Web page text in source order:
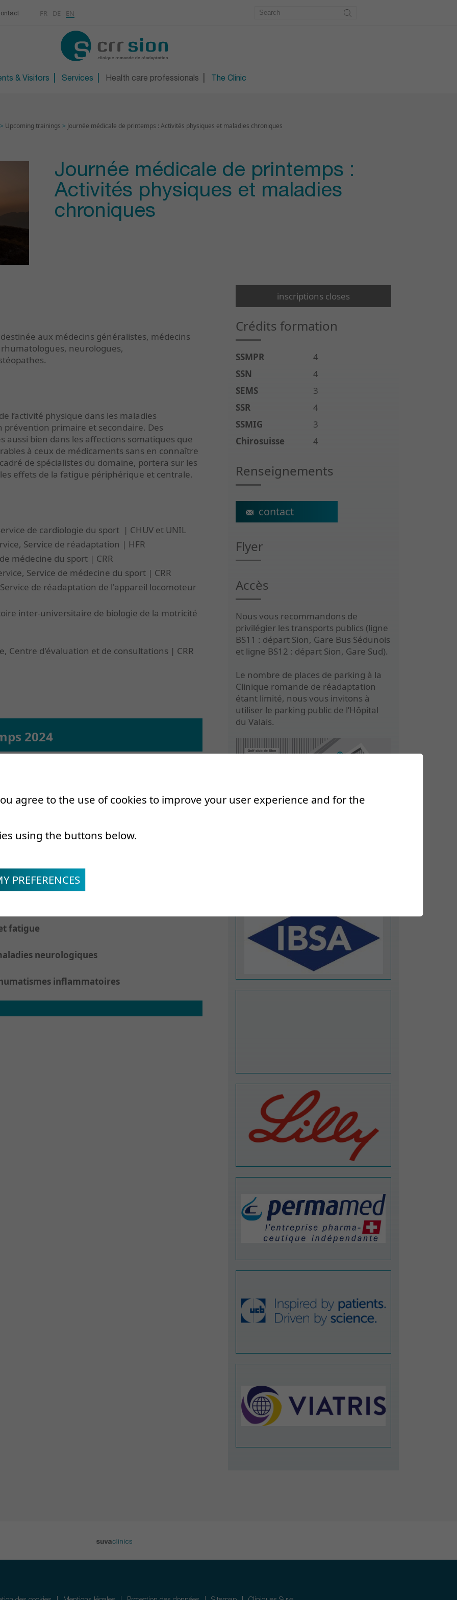
FR DE EN
& Visitors Services
Technical orthopaedic workshop
Technical foot and shoe workshop
Health care professionals The Clinic
> Upcoming trainings > Journée médicale de printemps : Activités physiques et maladies chroniques
Journée médicale de printemps :
Activités physiques et maladies
chroniques
aux médecins généralistes, médecins
rhumatologues, neurologues,
l’activité physique dans les maladies
prévention primaire et secondaire. Des
bien dans les affections somatiques que
à ceux de médicaments sans en connaître
de spécialistes du domaine, portera sur les
effets de la fatigue périphérique et centrale.
de cardiologie du sport | CHUV et UNIL
Service de réadaptation | HFR
médecine du sport | CRR
Service de médecine du sport | CRR
de réadaptation de l'appareil locomoteur
inter-universitaire de biologie de la motricité
Centre d'évaluation et de consultations | CRR
2024
activités physiques... la malédiction
fatigue
neurologiques
inflammatoires
inscriptions closes
Crédits formation
SSMPR
4
SSN
4
SEMS
3
SSR
4
SSMIG
3
Chirosuisse
4
Renseignements
ecs@crr-suva.ch
Flyer
Accès
Nous vous recommandons de
privilégier les transports publics (ligne
BS11 : départ Sion, Gare Bus Sédunois
et ligne BS12 : départ Sion, Gare Sud).
Le nombre de places de parking à la
Clinique romande de réadaptation
étant limité, nous vous invitons à
utiliser le parking public de l’Hôpital
du Valais.
agree to the use of cookies to improve your user experience and for the
using the buttons below.
PREFERENCES